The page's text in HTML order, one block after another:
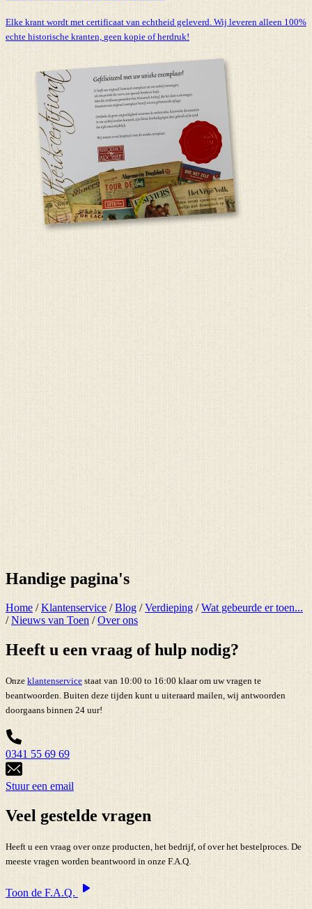
Elke krant wordt met certificaat van echtheid geleverd. Wij leveren alleen 100%
echte historische kranten, geen kopie of herdruk!
Handige pagina's
Home /Klantenservice /Blog /Verdieping /Wat gebeurde er toen...
/Nieuws van Toen /Over ons
Heeft u een vraag of hulp nodig?
Onze klantenservice staat van 10:00 to 16:00 klaar om uw vragen te
beantwoorden. Buiten deze tijden kunt u uiteraard mailen, wij antwoorden
doorgaans binnen 24 uur!
0341 55 69 69
Stuur een email
Veel gestelde vragen
Heeft u een vraag over onze producten, het bedrijf, of over het bestelproces. De
meeste vragen worden beantwoord in onze F.A.Q.
Toon de F.A.Q.